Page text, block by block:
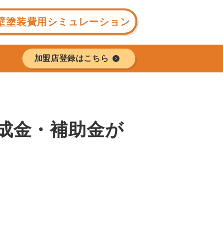
塗装費用シミュレーション
加盟店登録はこちら
金・補助金が